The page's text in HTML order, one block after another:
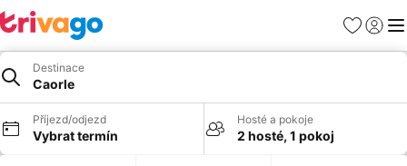
Oblíbené
Destinace
Caorle
Příjezd/odjezd
Vybrat termín
Hosté a pokoje
2 hosté, 1 pokoj